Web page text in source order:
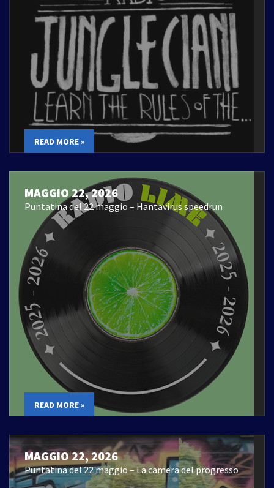
READ MORE »
MAGGIO 22, 2026
Puntatina del 22 maggio – Hantavirus speedrun
READ MORE »
MAGGIO 22, 2026
Puntatina del 22 maggio – La camera del progresso